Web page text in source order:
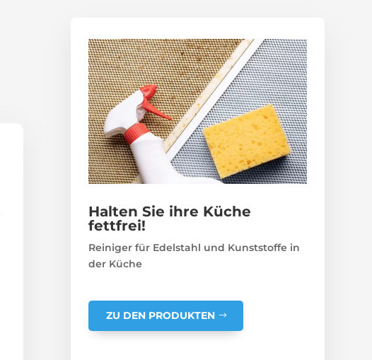
Halten Sie ihre Küche
fettfrei!
Reiniger für Edelstahl und Kunststoffe in
der Küche
ZU DEN PRODUKTEN